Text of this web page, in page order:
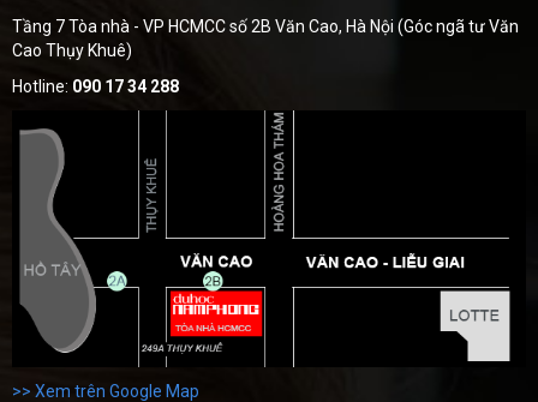
Tầng 7 Tòa nhà - VP HCMCC số 2B Văn Cao, Hà Nội (Góc ngã tư Văn
Cao Thụy Khuê)
Hotline: 090 17 34 288
>> Xem trên Google Map